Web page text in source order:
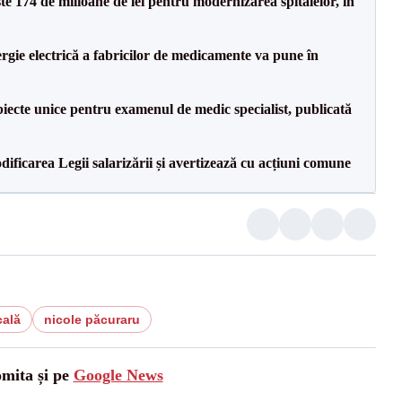
electrică a fabricilor de medicamente va pune în
unice pentru examenul de medic specialist, publicată
Legii salarizării și avertizează cu acțiuni comune
nicole păcuraru
și pe Google News